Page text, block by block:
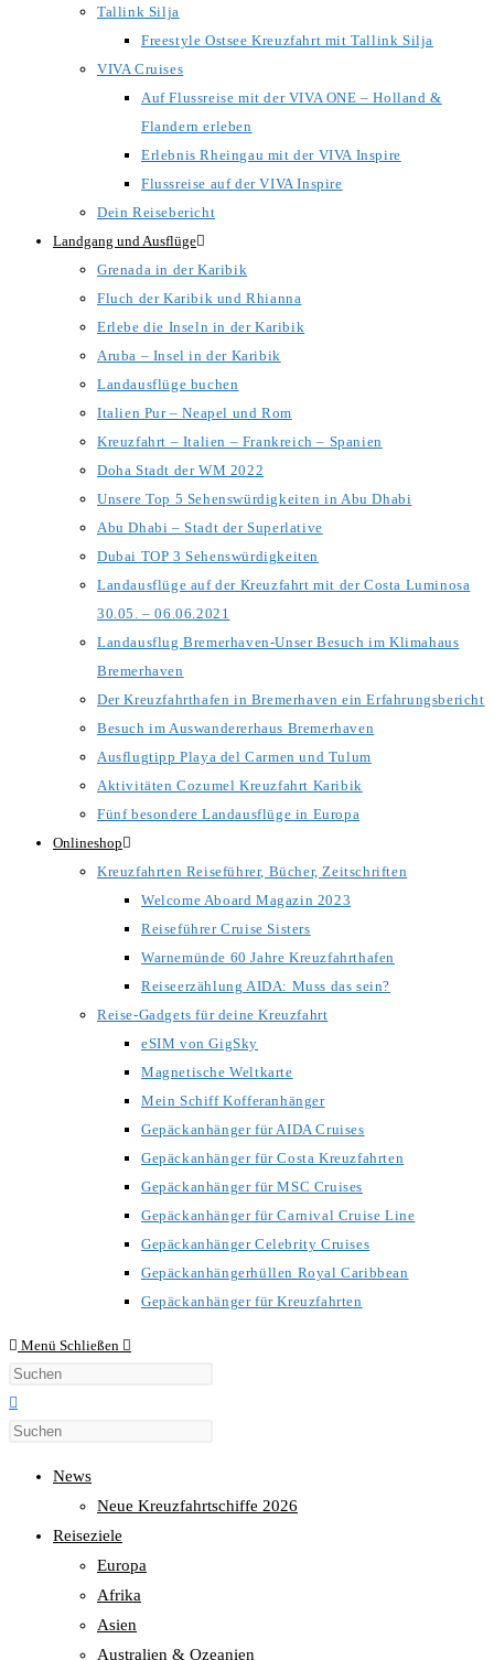
Tallink Silja
Freestyle Ostsee Kreuzfahrt mit Tallink Silja
VIVA Cruises
Auf Flussreise mit der VIVA ONE – Holland &
Flandern erleben
Erlebnis Rheingau mit der VIVA Inspire
Flussreise auf der VIVA Inspire
Dein Reisebericht
Landgang und Ausflüge
Grenada in der Karibik
Fluch der Karibik und Rhianna
Erlebe die Inseln in der Karibik
Aruba – Insel in der Karibik
Landausflüge buchen
Italien Pur – Neapel und Rom
Kreuzfahrt – Italien – Frankreich – Spanien
Doha Stadt der WM 2022
Unsere Top 5 Sehenswürdigkeiten in Abu Dhabi
Abu Dhabi – Stadt der Superlative
Dubai TOP 3 Sehenswürdigkeiten
Landausflüge auf der Kreuzfahrt mit der Costa Luminosa
30.05. – 06.06.2021
Landausflug Bremerhaven-Unser Besuch im Klimahaus
Bremerhaven
Der Kreuzfahrthafen in Bremerhaven ein Erfahrungsbericht
Besuch im Auswandererhaus Bremerhaven
Ausflugtipp Playa del Carmen und Tulum
Aktivitäten Cozumel Kreuzfahrt Karibik
Fünf besondere Landausflüge in Europa
Onlineshop
Kreuzfahrten Reiseführer, Bücher, Zeitschriften
Welcome Aboard Magazin 2023
Reiseführer Cruise Sisters
Warnemünde 60 Jahre Kreuzfahrthafen
Reiseerzählung AIDA: Muss das sein?
Reise-Gadgets für deine Kreuzfahrt
eSIM von GigSky
Magnetische Weltkarte
Mein Schiff Kofferanhänger
Gepäckanhänger für AIDA Cruises
Gepäckanhänger für Costa Kreuzfahrten
Gepäckanhänger für MSC Cruises
Gepäckanhänger für Carnival Cruise Line
Gepäckanhänger Celebrity Cruises
Gepäckanhängerhüllen Royal Caribbean
Gepäckanhänger für Kreuzfahrten
Menü Schließen
Diese
Website
durchsuchen
News
Neue Kreuzfahrtschiffe 2026
Reiseziele
Europa
Afrika
Asien
Australien & Ozeanien